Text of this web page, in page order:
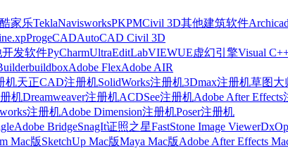
酷家乐TeklaNavisworksPKPMCivil 3D其他建筑软件Archicad
ProgeCADAutoCAD Civil 3D
发软件PyCharmUltraEditLabVIEWUE虚幻引擎Visual
buildboxAdobe FlexAdobe AIR
机天正CAD注册机SolidWorks注册机3Dmax注册机草图大
机Dreamweaver注册机ACDSee注册机Adobe After Effects
注册机Adobe Dimension注册机Poser注册机
Adobe BridgeSnagIt证照之星FastStone Image ViewerDxO
Mac版SketchUp Mac版Maya Mac版Adobe After Effects